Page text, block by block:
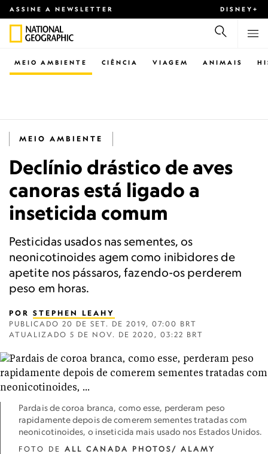
ASSINE A NEWSLETTER DISNEY+
CIÊNCIA VIAGEM ANIMAIS
MEIO AMBIENTE
MEIO AMBIENTE
Declínio drástico de aves
canoras está ligado a
inseticida comum
Pesticidas usados nas sementes, os
neonicotinoides agem como inibidores de
apetite nos pássaros, fazendo-os perderem
peso em horas.
POR STEPHEN LEAHY
PUBLICADO 20 DE SET. DE 2019, 07:00 BRT
ATUALIZADO 5 DE NOV. DE 2020, 03:22 BRT
Pardais de coroa branca, como esse, perderam peso
rapidamente depois de comerem sementes tratadas com
neonicotinoides, o inseticida mais usado nos Estados Unidos.
FOTO DE ALL CANADA PHOTOS/ ALAMY